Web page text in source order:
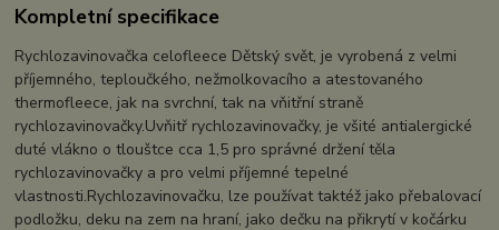
Kompletní specifikace
Rychlozavinovačka celofleece Dětský svět, je vyrobená z velmi
příjemného, teploučkého, nežmolkovacího a atestovaného
thermofleece, jak na svrchní, tak na vňitřní straně
rychlozavinovačky.Uvňitř rychlozavinovačky, je všité antialergické
duté vlákno o tlouštce cca 1,5 pro správné držení těla
rychlozavinovačky a pro velmi příjemné tepelné
vlastnosti.Rychlozavinovačku, lze používat taktéž jako přebalovací
podložku, deku na zem na hraní, jako dečku na přikrytí v kočárku